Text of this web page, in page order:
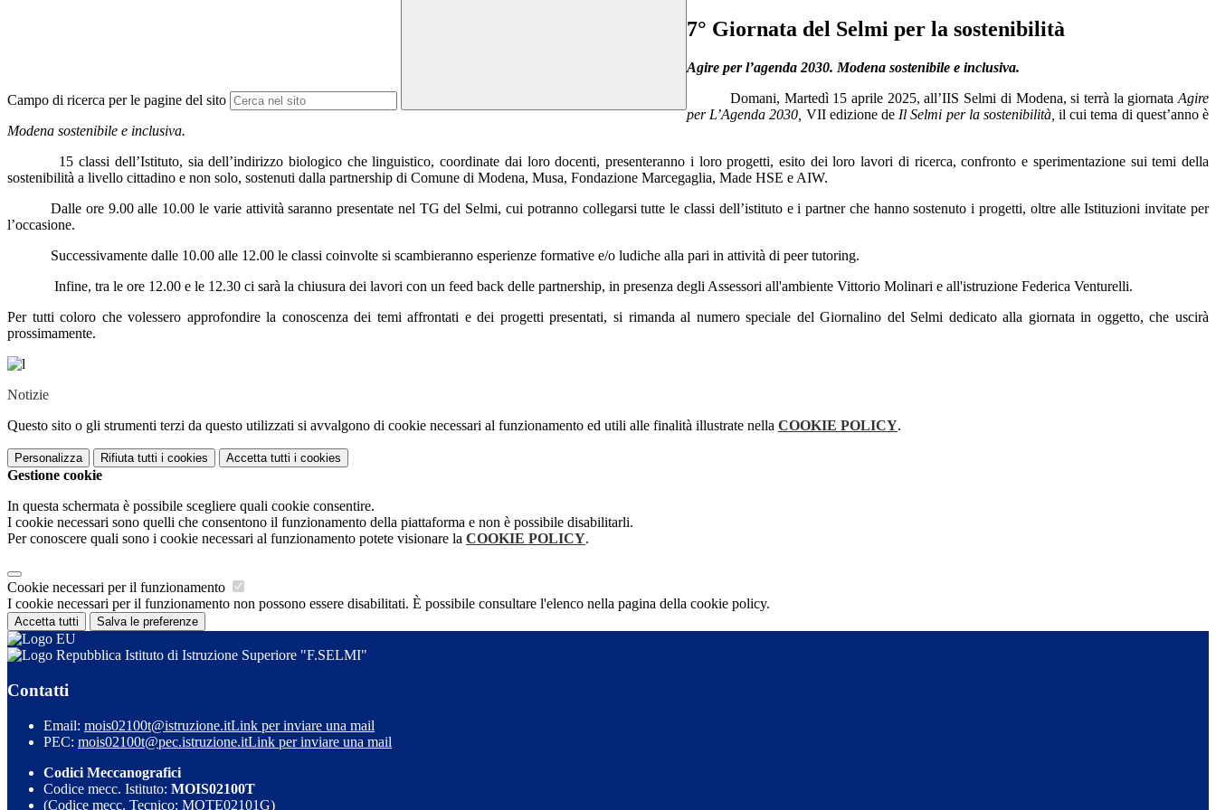
Campo di ricerca per le pagine del sito
7° Giornata del Selmi per la sostenibilità
Agire per l’agenda 2030. Modena sostenibile e inclusiva.
Domani, Martedì 15 aprile 2025, all’IIS Selmi di Modena, si terrà la giornata Agire
per L’Agenda 2030, VII edizione de Il Selmi per la sostenibilità, il cui tema di quest’anno è
Modena sostenibile e inclusiva.
15 classi dell’Istituto, sia dell’indirizzo biologico che linguistico, coordinate dai loro docenti, presenteranno i loro progetti, esito dei loro lavori di ricerca, confronto e sperimentazione sui temi della
sostenibilità a livello cittadino e non solo, sostenuti dalla partnership di Comune di Modena, Musa, Fondazione Marcegaglia, Made HSE e AIW.
Dalle ore 9.00 alle 10.00 le varie attività saranno presentate nel TG del Selmi, cui potranno collegarsi tutte le classi dell’istituto e i partner che hanno sostenuto i progetti, oltre alle Istituzioni invitate per
l’occasione.
Successivamente dalle 10.00 alle 12.00 le classi coinvolte si scambieranno esperienze formative e/o ludiche alla pari in attività di peer tutoring.
Infine, tra le ore 12.00 e le 12.30 ci sarà la chiusura dei lavori con un feed back delle partnership, in presenza degli Assessori all'ambiente Vittorio Molinari e all'istruzione Federica Venturelli.
Per tutti coloro che volessero approfondire la conoscenza dei temi affrontati e dei progetti presentati, si rimanda al numero speciale del Giornalino del Selmi dedicato alla giornata in oggetto, che uscirà
prossimamente.
Notizie
Questo sito o gli strumenti terzi da questo utilizzati si avvalgono di cookie necessari al funzionamento ed utili alle finalità illustrate nella COOKIE POLICY.
Personalizza Rifiuta tutti i cookies Accetta tutti i cookies
Gestione cookie
In questa schermata è possibile scegliere quali cookie consentire.
I cookie necessari sono quelli che consentono il funzionamento della piattaforma e non è possibile disabilitarli.
Per conoscere quali sono i cookie necessari al funzionamento potete visionare la COOKIE POLICY.
Cookie necessari per il funzionamento
I cookie necessari per il funzionamento non possono essere disabilitati. È possibile consultare l'elenco nella pagina della cookie policy.
Accetta tutti Salva le preferenze
Istituto di Istruzione Superiore "F.SELMI"
Contatti
Email: mois02100t@istruzione.itLink per inviare una mail
PEC: mois02100t@pec.istruzione.itLink per inviare una mail
Codici Meccanografici
Codice mecc. Istituto: MOIS02100T
(Codice mecc. Tecnico: MOTE02101G)